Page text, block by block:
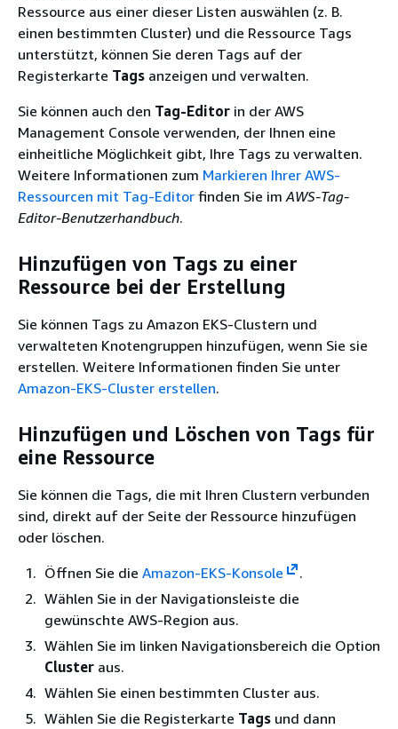
Ressource aus einer dieser Listen auswählen (z. B.
einen bestimmten Cluster) und die Ressource Tags
unterstützt, können Sie deren Tags auf der
Registerkarte Tags anzeigen und verwalten.
Sie können auch den Tag-Editor in der AWS
Management Console verwenden, der Ihnen eine
einheitliche Möglichkeit gibt, Ihre Tags zu verwalten.
Weitere Informationen zum Markieren Ihrer AWS-
Ressourcen mit Tag-Editor finden Sie im AWS-Tag-
Editor-Benutzerhandbuch.
Hinzufügen von Tags zu einer
Ressource bei der Erstellung
Sie können Tags zu Amazon EKS-Clustern und
verwalteten Knotengruppen hinzufügen, wenn Sie sie
erstellen. Weitere Informationen finden Sie unter
Amazon-EKS-Cluster erstellen.
Hinzufügen und Löschen von Tags für
eine Ressource
Sie können die Tags, die mit Ihren Clustern verbunden
sind, direkt auf der Seite der Ressource hinzufügen
oder löschen.
Öffnen Sie die Amazon-EKS-Konsole
.
Wählen Sie in der Navigationsleiste die
gewünschte AWS-Region aus.
Wählen Sie im linken Navigationsbereich die Option
Cluster aus.
Wählen Sie einen bestimmten Cluster aus.
Wählen Sie die Registerkarte Tags und dann